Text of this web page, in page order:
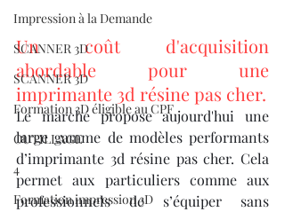
Impression à la Demande
SCANNER 3D
SCANNER 3D
Formation 3D éligible au CPF
OUTILLAGE
4
Formation impression 3D
Un coût d'acquisition
abordable pour une
imprimante 3d résine pas cher.
Le marché propose aujourd'hui une
large gamme de modèles performants
d’imprimante 3d résine pas cher. Cela
permet aux particuliers comme aux
professionnels de s’équiper sans